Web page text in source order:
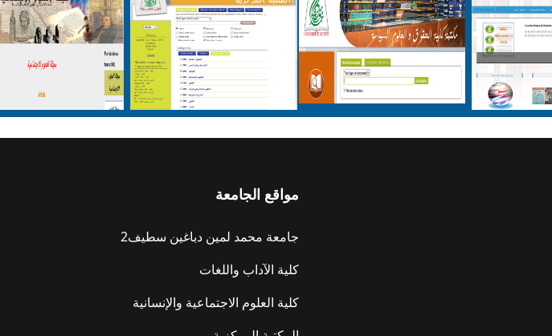
مواقع الجامعة
جامعة محمد لمين دباغين سطيف2
كلية الآداب واللغات
كلية العلوم الاجتماعية والإنسانية